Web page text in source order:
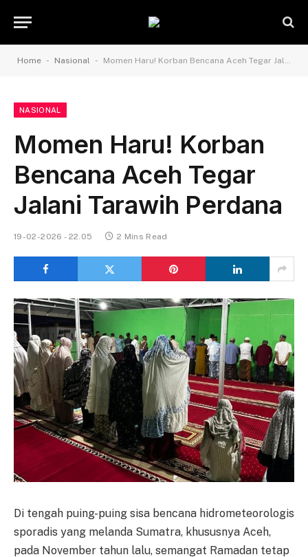
Home - Nasional - Momen Haru! Korban Bencana Aceh Tegar Jalani Tarawih Perdana
NASIONAL
Momen Haru! Korban
Bencana Aceh Tegar
Jalani Tarawih Perdana
19-02-2026 - 22.05 2 Mins Read
Di tengah puing-puing sisa bencana hidrometeorologis
sporadis yang melanda Sumatra, khususnya Aceh,
pada November tahun lalu, semangat Ramadan tetap